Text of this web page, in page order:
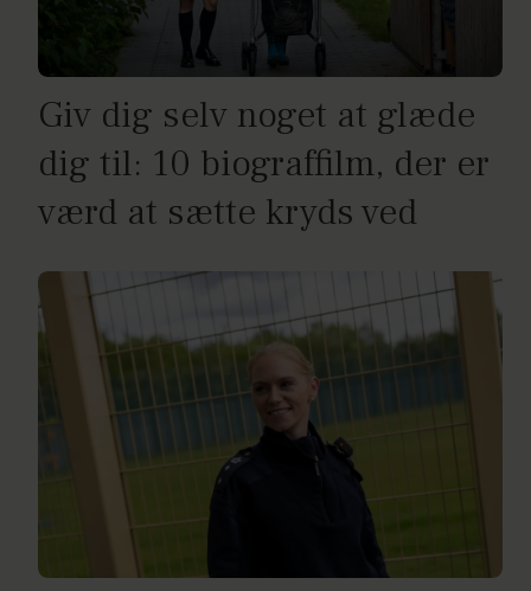
Giv dig selv noget at glæde
dig til: 10 biograffilm, der er
værd at sætte kryds ved